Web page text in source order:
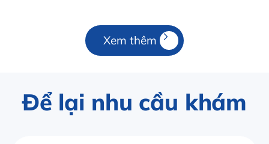
Xem thêm
Để lại nhu cầu khám